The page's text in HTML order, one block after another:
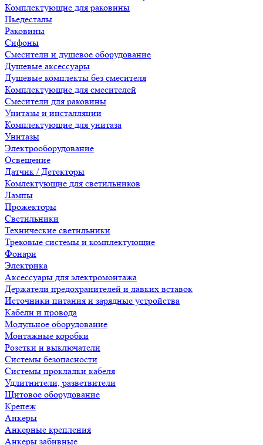
Комплектующие для раковины
Пьедесталы
Раковины
Сифоны
Смесители и душевое оборудование
Душевые аксессуары
Душевые комплекты без смесителя
Комплектующие для смесителей
Смесители для раковины
Унитазы и инсталляции
Комплектующие для унитаза
Унитазы
Электрооборудование
Освещение
Датчик / Детекторы
Комлектующие для светильников
Лампы
Прожекторы
Светильники
Технические светильники
Трековые системы и комплектующие
Фонари
Электрика
Аксессуары для электромонтажа
Держатели предохранителей и лавких вставок
Источники питания и зарядные устройства
Кабели и провода
Модульное оборудование
Монтажные коробки
Розетки и выключатели
Системы безопасности
Системы прокладки кабеля
Удлитнители, разветвители
Щитовое оборудование
Крепеж
Анкеры
Анкерные крепления
Анкеры забивные